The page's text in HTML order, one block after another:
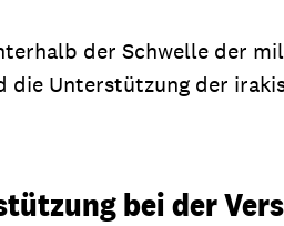
der Schwelle der
Unterstützung der
bei der